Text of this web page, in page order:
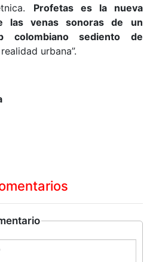
Profetas es la nueva
las venas sonoras de un
colombiano sediento de
urbana”.